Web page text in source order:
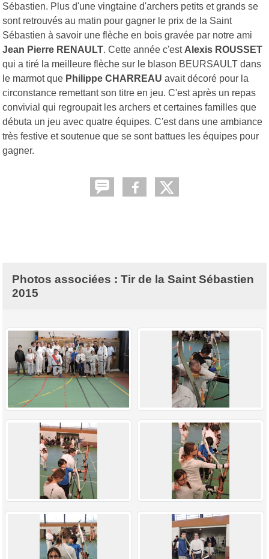
Sébastien. Plus d'une vingtaine d'archers petits et grands se
sont retrouvés au matin pour gagner le prix de la Saint
Sébastien à savoir une flèche en bois gravée par notre ami
Jean Pierre RENAULT. Cette année c'est Alexis ROUSSET
qui a tiré la meilleure flèche sur le blason BEURSAULT dans
le marmot que Philippe CHARREAU avait décoré pour la
circonstance remettant son titre en jeu. C'est après un repas
convivial qui regroupait les archers et certaines familles que
débuta un jeu avec quatre équipes. C'est dans une ambiance
très festive et soutenue que se sont battues les équipes pour
gagner.
Photos associées : Tir de la Saint Sébastien
2015